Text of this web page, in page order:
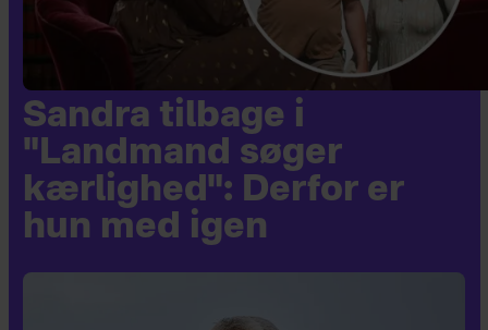
Sandra tilbage i
"Landmand søger
kærlighed": Derfor er
hun med igen